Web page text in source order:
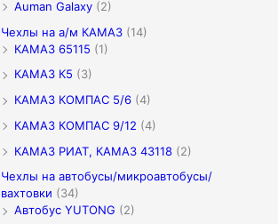
Auman Galaxy (2)
Чехлы на а/м КАМАЗ (14)
КАМАЗ 65115 (1)
КАМАЗ К5 (3)
КАМАЗ КОМПАС 5/6 (4)
КАМАЗ КОМПАС 9/12 (4)
КАМАЗ РИАТ, КАМАЗ 43118 (2)
Чехлы на автобусы/микроавтобусы/
вахтовки (34)
Автобус YUTONG (2)